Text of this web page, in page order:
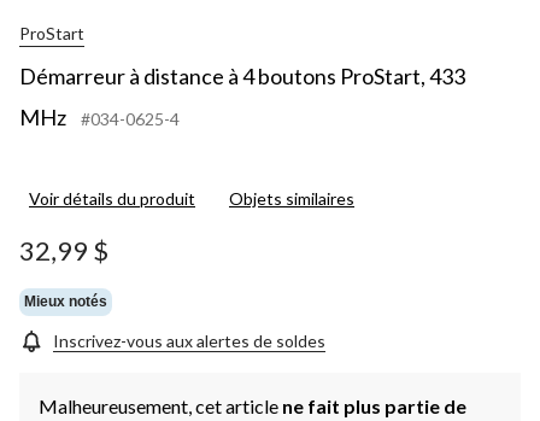
ProStart
Démarreur à distance à 4 boutons ProStart, 433
MHz
#034-0625-4
Voir détails du produit Objets similaires
32,99 $
Mieux notés
Inscrivez-vous aux alertes de soldes
Malheureusement, cet article ne fait plus partie de